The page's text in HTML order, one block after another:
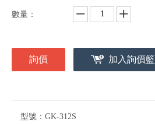
數量：
詢價 加入詢價籃
型號： GK-312S